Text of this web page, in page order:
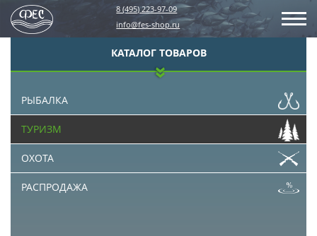
8 (495) 223-97-09
info@fes-shop.ru
КАТАЛОГ ТОВАРОВ
РЫБАЛКА
ТУРИЗМ
ОХОТА
РАСПРОДАЖА